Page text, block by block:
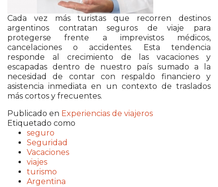
Cada vez más turistas que recorren destinos
argentinos contratan seguros de viaje para
protegerse frente a imprevistos médicos,
cancelaciones o accidentes. Esta tendencia
responde al crecimiento de las vacaciones y
escapadas dentro de nuestro país sumado a la
necesidad de contar con respaldo financiero y
asistencia inmediata en un contexto de traslados
más cortos y frecuentes.
Publicado en Experiencias de viajeros
Etiquetado como
seguro
Seguridad
Vacaciones
viajes
turismo
Argentina